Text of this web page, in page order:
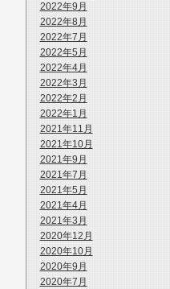
2022年9月
2022年8月
2022年7月
2022年5月
2022年4月
2022年3月
2022年2月
2022年1月
2021年11月
2021年10月
2021年9月
2021年7月
2021年5月
2021年4月
2021年3月
2020年12月
2020年10月
2020年9月
2020年7月